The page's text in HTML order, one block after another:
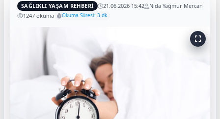
SAĞLIKLI YAŞAM REHBERİ 21.06.2026 15:42
Nida Yağmur Mercan
1247 okuma
Okuma Süresi: 3 dk